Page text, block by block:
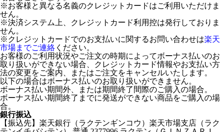
※お客様と異なる名義のクレジットカードはご利用いただけま
せん。
※決済システム上、クレジットカード利用控は発行しておりま
せん。
※クレジットカードでのお支払いに関するお問い合わせは楽天
市場までご連絡 ください。
お客様のご利用状況やご注文の時期によってボーナス払いのお
取り扱いができない場合、クレジットカード情報やお支払い方
法の変更をご案内、またはご注文をキャンセルいたします。
以下の場合はボーナス払いのお取り扱いができません。
ボーナス払い期間外、または期間終了間際のご購入の場合。
ボーナス払い期間終了までに発送ができない商品をご購入の場
合。
銀行振込
【振込先】楽天銀行（ラクテンギンコウ）楽天市場支店（ラク